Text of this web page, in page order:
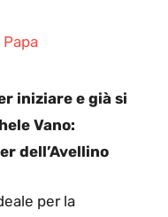
iniziare e già si
Vano:
dell’Avellino
per la